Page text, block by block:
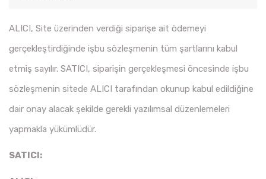
ALICI, Site üzerinden verdiği siparişe ait ödemeyi
gerçekleştirdiğinde işbu sözleşmenin tüm şartlarını kabul
etmiş sayılır. SATICI, siparişin gerçekleşmesi öncesinde işbu
sözleşmenin sitede ALICI tarafından okunup kabul edildiğine
dair onay alacak şekilde gerekli yazılımsal düzenlemeleri
yapmakla yükümlüdür.
SATICI: